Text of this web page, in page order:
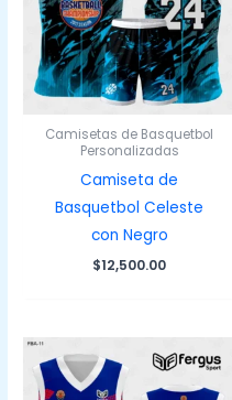
Camisetas de Basquetbol
Personalizadas
Camiseta de
Basquetbol Celeste
con Negro
$12,500.00